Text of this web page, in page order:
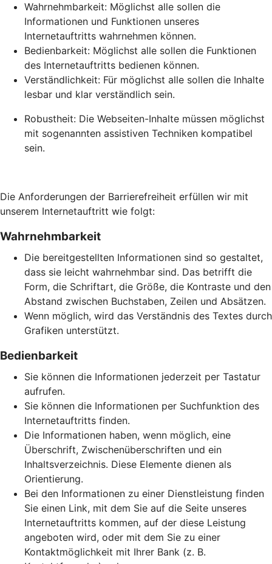
Wahrnehmbarkeit: Möglichst alle sollen die
Informationen und Funktionen unseres
Internetauftritts wahrnehmen können.
Bedienbarkeit: Möglichst alle sollen die Funktionen
des Internetauftritts bedienen können.
Verständlichkeit: Für möglichst alle sollen die Inhalte
lesbar und klar verständlich sein.
Robustheit: Die Webseiten-Inhalte müssen möglichst
mit sogenannten assistiven Techniken kompatibel
sein.
Die Anforderungen der Barrierefreiheit erfüllen wir mit
unserem Internetauftritt wie folgt:
Wahrnehmbarkeit
Die bereitgestellten Informationen sind so gestaltet,
dass sie leicht wahrnehmbar sind. Das betrifft die
Form, die Schriftart, die Größe, die Kontraste und den
Abstand zwischen Buchstaben, Zeilen und Absätzen.
Wenn möglich, wird das Verständnis des Textes durch
Grafiken unterstützt.
Bedienbarkeit
Sie können die Informationen jederzeit per Tastatur
aufrufen.
Sie können die Informationen per Suchfunktion des
Internetauftritts finden.
Die Informationen haben, wenn möglich, eine
Überschrift, Zwischenüberschriften und ein
Inhaltsverzeichnis. Diese Elemente dienen als
Orientierung.
Bei den Informationen zu einer Dienstleistung finden
Sie einen Link, mit dem Sie auf die Seite unseres
Internetauftritts kommen, auf der diese Leistung
angeboten wird, oder mit dem Sie zu einer
Kontaktmöglichkeit mit Ihrer Bank (z. B.